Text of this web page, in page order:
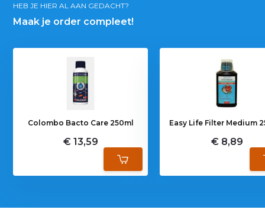
HEB JE HIER AL AAN GEDACHT?
Maak je order compleet!
Colombo Bacto Care 250ml
€ 13,59
Easy Life Filter Medium
€ 8,89